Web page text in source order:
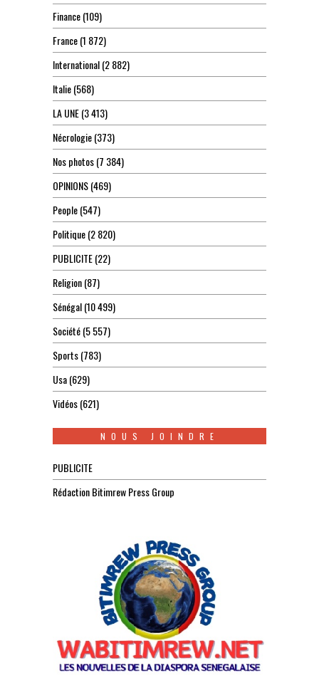
Finance(109)
France(1 872)
International(2 882)
Italie(568)
LA UNE(3 413)
Nécrologie(373)
Nos photos(7 384)
OPINIONS(469)
People(547)
Politique(2 820)
PUBLICITE(22)
Religion(87)
Sénégal(10 499)
Société(5 557)
Sports(783)
Usa(629)
Vidéos(621)
NOUS JOINDRE
PUBLICITE
Rédaction Bitimrew Press Group